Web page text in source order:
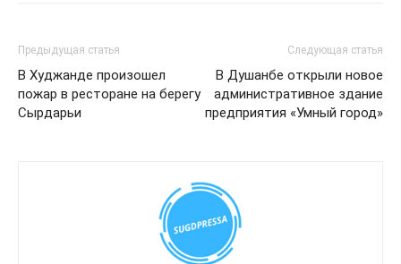
Предыдущая статья
В Худжанде произошел
пожар в ресторане на берегу
Сырдарьи
Следующая статья
В Душанбе открыли новое
административное здание
предприятия «Умный город»